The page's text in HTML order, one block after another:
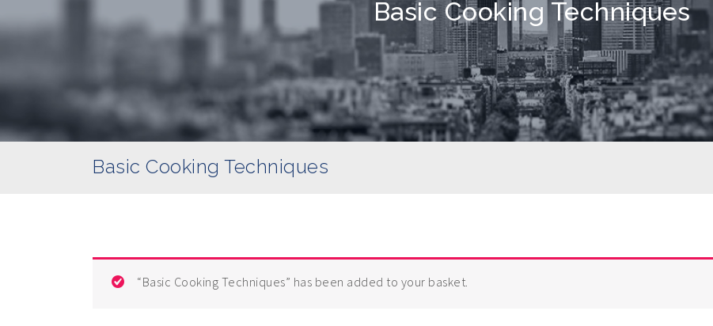
Basic Cooking Techniques
Basic Cooking Techniques
“Basic Cooking Techniques” has been added to your basket.